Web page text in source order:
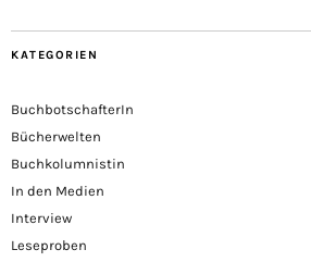
KATEGORIEN
BuchbotschafterIn
Bücherwelten
Buchkolumnistin
In den Medien
Interview
Leseproben